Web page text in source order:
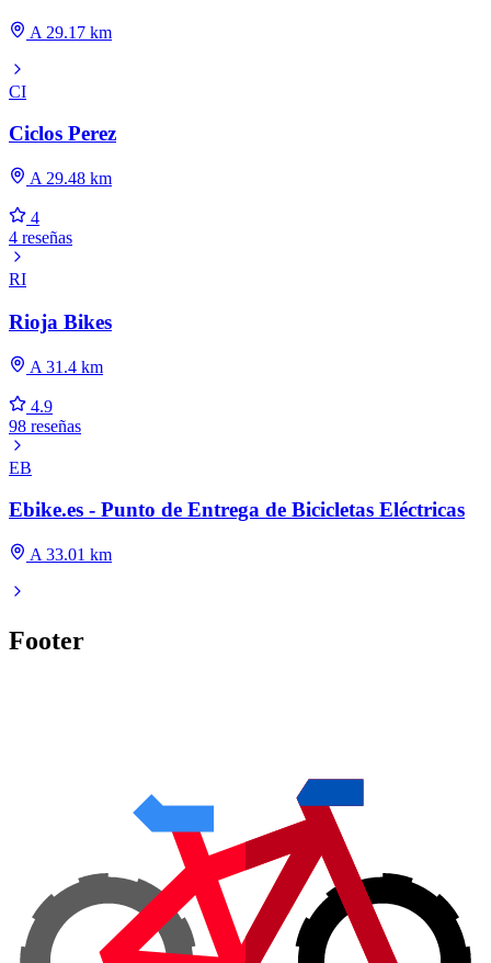
A 29.17 km
CI
Ciclos Perez
A 29.48 km
4
4 reseñas
RI
Rioja Bikes
A 31.4 km
4.9
98 reseñas
EB
Ebike.es - Punto de Entrega de Bicicletas Eléctricas
A 33.01 km
Footer